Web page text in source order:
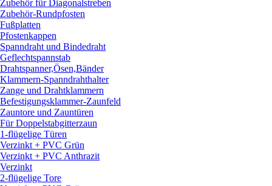
Zubehör für Diagonalstreben
Zubehör-Rundpfosten
Fußplatten
Pfostenkappen
Spanndraht und Bindedraht
Geflechtspannstab
Drahtspanner,Ösen,Bänder
Klammern-Spanndrahthalter
Zange und Drahtklammern
Befestigungsklammer-Zaunfeld
Zauntore und Zauntüren
Für Doppelstabgitterzaun
1-flügelige Türen
Verzinkt + PVC Grün
Verzinkt + PVC Anthrazit
Verzinkt
2-flügelige Tore